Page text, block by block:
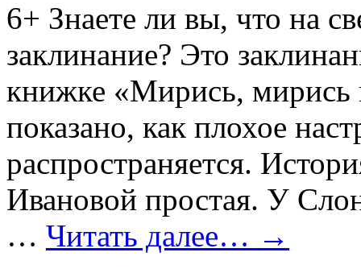
6+ Знаете ли вы, что на
заклинание? Это
книжке «Мирись, мирись
показано, как плохое
распространяется.
Ивановой простая. У
… Читать далее… →